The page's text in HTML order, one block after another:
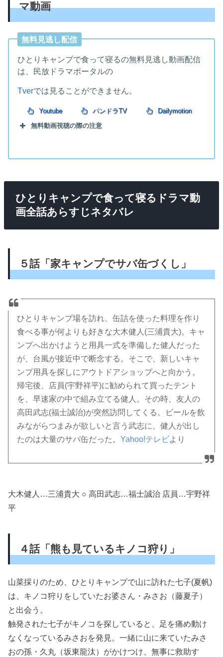
マ動画
無料見逃し配信
ひとりキャンプで食って寝るの無料見逃し動画配信
は、民放ドラマポータルの
Tverでは見ることができません。
Youtube パンドラTV Dailymotion
無料動画視聴の際の注意
ひとりキャンプで食って寝るドラマ動
画全話あらすじネタバレ
５話「家キャンプでサバ缶づくし」
ひとりキャンプ場を訪れ、缶詰を使った料理を作り
食べる事が何よりも好きな大木健人(三浦貴大)。キャ
ンプへ出かけようと用具一式を準備した健人だった
が、台風が接近中で断念する。そこで、新しいキャ
ンプ用具を探しにアウトドアショップへと向かう。
帰宅後、店員(宇野祥平)に勧められて買ったテント
を、早速家の中で組み立てる健人。その時、友人の
高田武志(福士誠治)が突然訪問してくる。ビールを飲
みながらつまみが欲しいと言う武志に、健人が出し
たのは大量のサバ缶だった。Yahoo!テレビより
大木健人…三浦貴大 ○ 高田武志…福士誠治 店員…宇野祥
平
４話「熊も見ているキノコ狩り」
山菜採りのため、ひとりキャンプで山に訪れた七子(夏帆)
は、キノコ狩りをしていたお婆さん・みさお（藤夏子）
と出会う。
触発された七子がキノコを探していると、足を痛め動け
なくなっているみさおを発見。一緒に山に来ていたみさ
おの孫・久丸（坂東龍汰）がかけつけ、無事に救助す